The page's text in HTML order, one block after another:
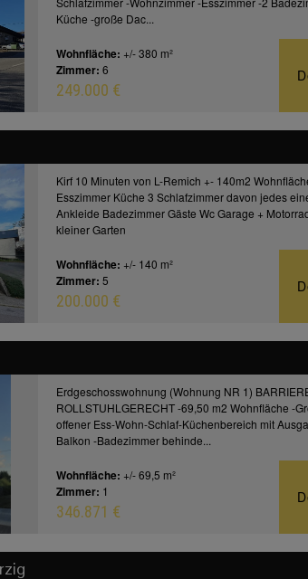
Küche -große Dac...
Wohnfläche: +/- 380 m²
Zimmer:6
249.000 €
Kirf 10 Minuten von L-Remich +- 140m2
Esszimmer Küche 3 Schlafzimmer davon jedes
Ankleide Badezimmer Gäste Wc Garage +
kleiner Garten
Wohnfläche: +/- 140 m²
Zimmer:5
200.000 €
Erdgeschosswohnung (Wohnung NR 1)
ROLLSTUHLGERECHT -69,50 m2 Wohnfläche -
offener Ess-Wohn-Schlaf-Küchenbereich mit
Balkon -Badezimmer behinde...
Wohnfläche: +/- 69,5 m²
Zimmer: 1
346.871 €